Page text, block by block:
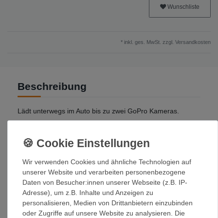
Wunschliste
* inkl. ges. MwSt. zzgl. Versandkosten
Beschreibung
Lädt unterwegs im Auto bis zu zwei GoPro Kameras.
• Dual-USB-Port Ladegerät zum simultanen Laden von
zwei Kameras
• 1 Amp. per Ausgang zum besonders schnellen Laden
• Gleichzeitiges Laden und Aufnehmen von Fotos oder
Videos möglich
• Kompatibel mit HD HERO/HD HERO2/HERO3 sowie mit
vielen anderen Geräten, die via USB-Kabel geladen
werden
Wir verwenden Cookies und ähnliche Technologien auf
unserer Website und verarbeiten personenbezogene
Daten von Besucher:innen unserer Webseite (z.B. IP-
Adresse), um z.B. Inhalte und Anzeigen zu
personalisieren, Medien von Drittanbietern einzubinden
oder Zugriffe auf unsere Website zu analysieren. Die